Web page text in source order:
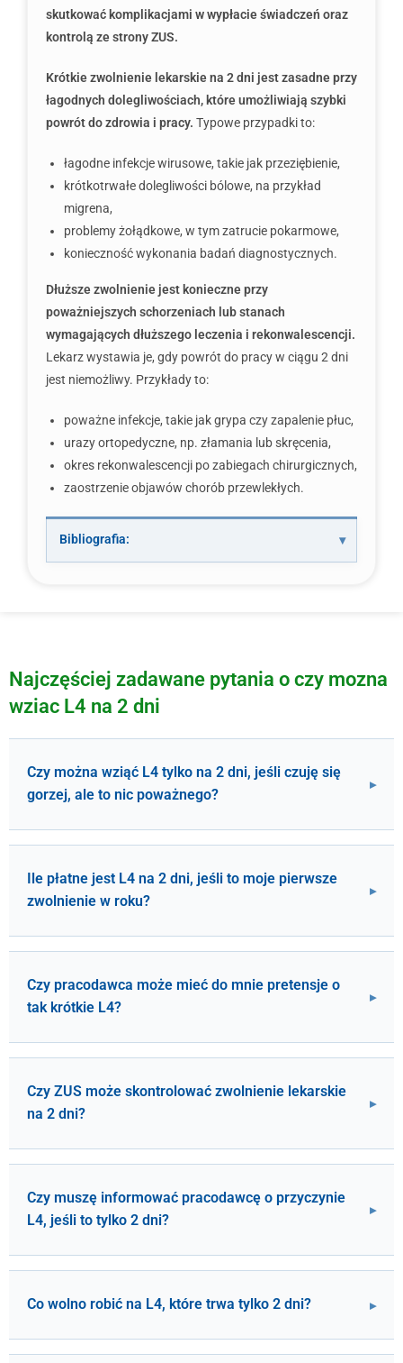
skutkować komplikacjami w wypłacie świadczeń oraz
kontrolą ze strony ZUS.
Krótkie zwolnienie lekarskie na 2 dni jest zasadne przy
łagodnych dolegliwościach, które umożliwiają szybki
powrót do zdrowia i pracy. Typowe przypadki to:
łagodne infekcje wirusowe, takie jak przeziębienie,
krótkotrwałe dolegliwości bólowe, na przykład
migrena,
problemy żołądkowe, w tym zatrucie pokarmowe,
konieczność wykonania badań diagnostycznych.
Dłuższe zwolnienie jest konieczne przy
poważniejszych schorzeniach lub stanach
wymagających dłuższego leczenia i rekonwalescencji.
Lekarz wystawia je, gdy powrót do pracy w ciągu 2 dni
jest niemożliwy. Przykłady to:
poważne infekcje, takie jak grypa czy zapalenie płuc,
urazy ortopedyczne, np. złamania lub skręcenia,
okres rekonwalescencji po zabiegach chirurgicznych,
zaostrzenie objawów chorób przewlekłych.
Bibliografia:
Najczęściej zadawane pytania o czy mozna
wziac L4 na 2 dni
Czy można wziąć L4 tylko na 2 dni, jeśli czuję się
gorzej, ale to nic poważnego?
Ile płatne jest L4 na 2 dni, jeśli to moje pierwsze
zwolnienie w roku?
Czy pracodawca może mieć do mnie pretensje o
tak krótkie L4?
Czy ZUS może skontrolować zwolnienie lekarskie
na 2 dni?
Czy muszę informować pracodawcę o przyczynie
L4, jeśli to tylko 2 dni?
Co wolno robić na L4, które trwa tylko 2 dni?